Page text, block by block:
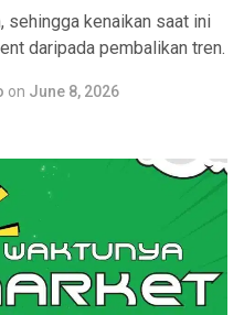
sehingga kenaikan saat ini
daripada pembalikan tren.
on June 8, 2026